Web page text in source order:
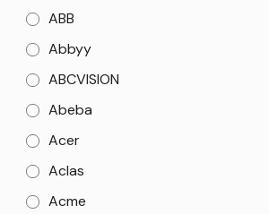
ABB
Abbyy
ABCVISION
Abeba
Acer
Aclas
Acme